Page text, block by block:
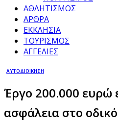
ΑΘΛΗΤΙΣΜΟΣ
ΑΡΘΡΑ
ΕΚΚΛΗΣΙΑ
ΤΟΥΡΙΣΜΟΣ
ΑΓΓΕΛΙΕΣ
ΑΥΤΟΔΙΟΙΚΗΣΗ
Έργο 200.000 ευρώ
ασφάλεια στο